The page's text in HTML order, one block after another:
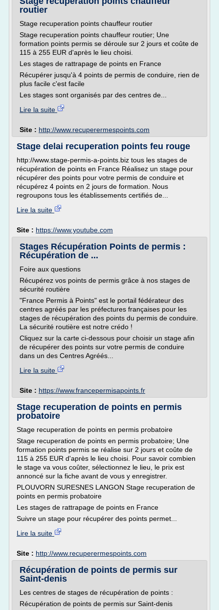
routier
Stage recuperation points chauffeur routier
Stage recuperation points chauffeur routier; Une
formation points permis se déroule sur 2 jours et coûte de
115 à 255 EUR d'après le lieu choisi.
Les stages de rattrapage de points en France
Récupérer jusqu'à 4 points de permis de conduire, rien de
plus facile c'est facile
Les stages sont organisés par des centres de...
Lire la suite
Site : http://www.recuperermespoints.com
Stage delai recuperation points feu rouge
http://www.stage-permis-a-points.biz tous les stages de
récupération de points en France Réalisez un stage pour
récupérer des points pour votre permis de conduire et
récupérez 4 points en 2 jours de formation. Nous
regroupons tous les établissements certifiés de...
Lire la suite
Site : https://www.youtube.com
Stages Récupération Points de permis :
Récupération de ...
Foire aux questions
Récupérez vos points de permis grâce à nos stages de
sécurité routière
"France Permis à Points" est le portail fédérateur des
centres agréés par les préfectures françaises pour les
stages de récupération des points du permis de conduire.
La sécurité routière est notre crédo !
Cliquez sur la carte ci-dessous pour choisir un stage afin
de récupérer des points sur votre permis de conduire
dans un des Centres Agréés...
Lire la suite
Site : https://www.francepermisapoints.fr
Stage recuperation de points en permis
probatoire
Stage recuperation de points en permis probatoire
Stage recuperation de points en permis probatoire; Une
formation points permis se réalise sur 2 jours et coûte de
115 à 255 EUR d'après le lieu choisi. Pour savoir combien
le stage va vous coûter, sélectionnez le lieu, le prix est
annoncé sur la fiche avant de vous y enregistrer.
PLOUVORN SURESNES LANGON Stage recuperation de
points en permis probatoire
Les stages de rattrapage de points en France
Suivre un stage pour récupérer des points permet...
Lire la suite
Site : http://www.recuperermespoints.com
Récupération de points de permis sur
Saint-denis
Les centres de stages de récupération de points :
Récupération de points de permis sur Saint-denis